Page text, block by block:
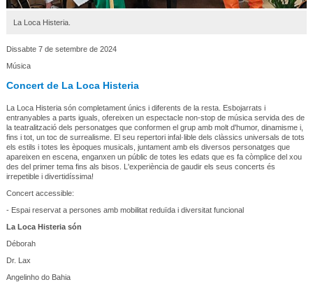
La Loca Histeria.
Dissabte 7 de setembre de 2024
Música
Concert de La Loca Histeria
La Loca Histeria són completament únics i diferents de la resta. Esbojarrats i
entranyables a parts iguals, ofereixen un espectacle non-stop de música servida des de
la teatralització dels personatges que conformen el grup amb molt d'humor, dinamisme i,
fins i tot, un toc de surrealisme. El seu repertori infal·lible dels clàssics universals de tots
els estils i totes les èpoques musicals, juntament amb els diversos personatges que
apareixen en escena, enganxen un públic de totes les edats que es fa còmplice del xou
des del primer tema fins als bisos. L'experiència de gaudir els seus concerts és
irrepetible i divertidíssima!
Concert accessible:
- Espai reservat a persones amb mobilitat reduïda i diversitat funcional
La Loca Histeria són
Déborah
Dr. Lax
Angelinho do Bahia